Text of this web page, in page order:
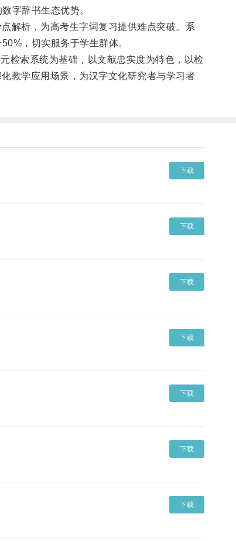
字辞书生态优势。
解析，为高考生字词复习提供难点突破。系
，切实服务于学生群体。
检索系统为基础，以文献忠实度为特色，以检
教学应用场景，为汉字文化研究者与学习者
下载
下载
下载
下载
下载
下载
下载